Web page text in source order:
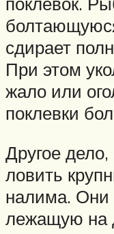
сдирает
При этом
жало или
поклевки
Другое дело,
ловить
налима. Они
лежащую на